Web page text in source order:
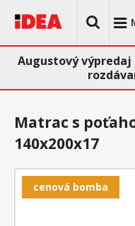
Augustový výpredaj
cenová bomba
Matrac s
140x200x17